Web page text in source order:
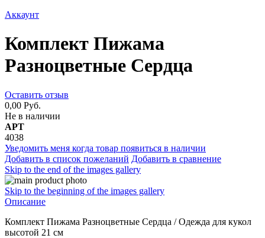
Аккаунт
Комплект Пижама
Разноцветные Сердца
Оставить отзыв
0,00 Руб.
Не в наличии
АРТ
4038
Уведомить меня когда товар появиться в наличии
Добавить в список пожеланий Добавить в сравнение
Skip to the end of the images gallery
Skip to the beginning of the images gallery
Описание
Комплект Пижама Разноцветные Сердца / Одежда для кукол
высотой 21 см